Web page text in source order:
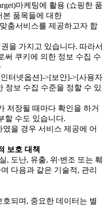
마케팅에 활용 (쇼핑한 품
본 품목들에 대한
춤서비스를 제공하고자 합
을 가지고 있습니다. 따라서
써 쿠키에 의한 정보 수집 수
터넷옵션]->[보안]->[사용자
정보 수집 수준을 정할 수 있
저장될 때마다 확인을 하거
할 수도 있습니다.
을 경우 서비스 제공에 어
보호 대책
, 도난, 유출, 위∙변조 또는 훼
다음과 같은 기술적, 관리
되며, 중요한 데이터는 별